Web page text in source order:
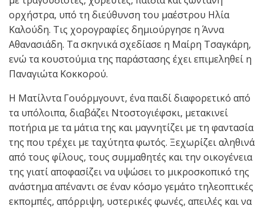
ορχήστρα, υπό τη διεύθυνση του μαέστρου Ηλία
Καλούδη. Τις χορογραφίες δημιούργησε η Άννα
Αθανασιάδη. Τα σκηνικά σχεδίασε η Μαίρη Τσαγκάρη,
ενώ τα κουστούμια της παράστασης έχει επιμεληθεί η
Παναγιώτα Κοκκορού.
Η Ματίλντα Γουόρμγουντ, ένα παιδί διαφορετικό από
τα υπόλοιπα, διαβάζει Ντοστογιέφσκι, μετακινεί
ποτήρια με τα μάτια της και μαγνητίζει με τη φαντασία
της που τρέχει με ταχύτητα φωτός. Ξεχωρίζει αληθινά
από τους φίλους, τους συμμαθητές και την οικογένεια
της γιατί αποφασίζει να υψώσει το μικροσκοπικό της
ανάστημα απέναντι σε έναν κόσμο γεμάτο τηλεοπτικές
εκπομπές, απόρριψη, υστερικές φωνές, απειλές και να